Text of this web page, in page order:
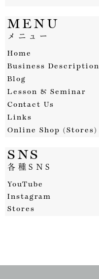
MENU
メニュー
Home
Business Description
Blog
Lesson & Seminar
Contact Us
Links
Online Shop (Stores)
SNS
各種SNS
YouTube
Instagram
Stores